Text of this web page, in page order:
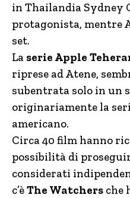
in Thailandia Sydney
protagonista, mentre
set.
La serie Apple
riprese ad Atene,
subentrata solo in un
originariamente la
americano.
Circa 40 film hanno
possibilità di
considerati
c’èThe Watchers che